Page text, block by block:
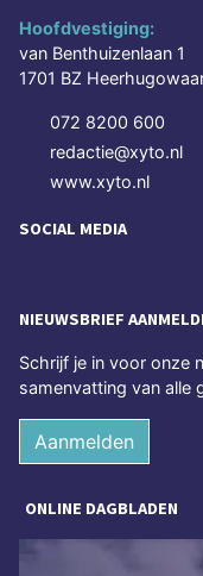
Hoofdvestiging:
van Benthuizenlaan 1
1701 BZ
072 8200 600
redactie@xyto.nl
www.xyto.nl
SOCIAL MEDIA
NIEUWSBRIEF
Schrijf je in voor onze
samenvatting van alle
Aanmelden
ONLINE DAGBLADEN